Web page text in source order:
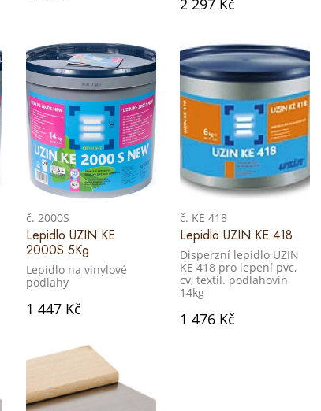
2 297 Kč
č. 2000S
Lepidlo UZIN KE
2000S 5Kg
Lepidlo na vinylové
podlahy
1 447 Kč
č. KE 418
Lepidlo UZIN KE 418
Disperzní lepidlo UZIN
KE 418 pro lepení pvc,
cv, textil. podlahovin
14kg
1 476 Kč